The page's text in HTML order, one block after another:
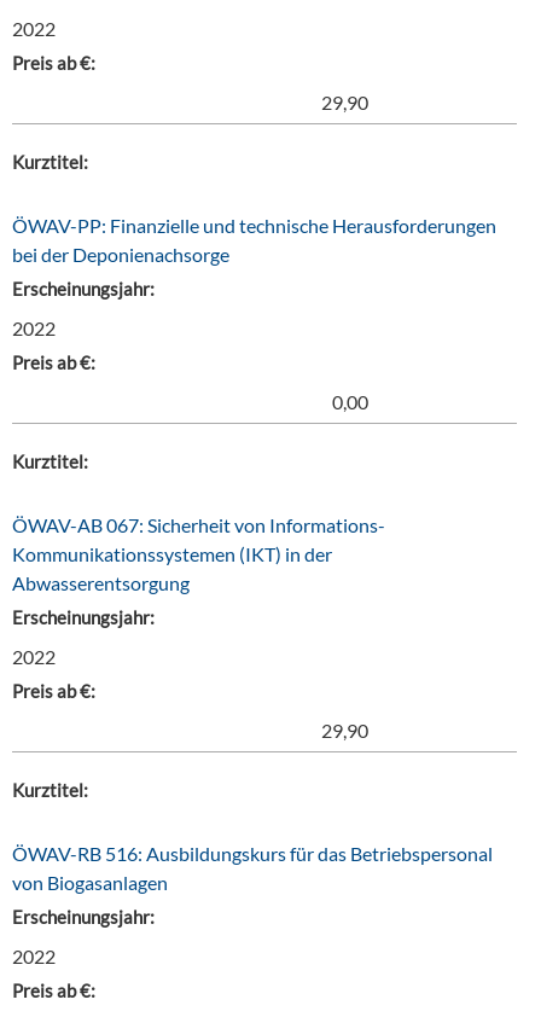
2022
Preis ab €:
29,90
Kurztitel:
ÖWAV-PP: Finanzielle und technische Herausforderungen
bei der Deponienachsorge
Erscheinungsjahr:
2022
Preis ab €:
0,00
Kurztitel:
ÖWAV-AB 067: Sicherheit von Informations-
Kommunikationssystemen (IKT) in der
Abwasserentsorgung
Erscheinungsjahr:
2022
Preis ab €:
29,90
Kurztitel:
ÖWAV-RB 516: Ausbildungskurs für das Betriebspersonal
von Biogasanlagen
Erscheinungsjahr:
2022
Preis ab €: